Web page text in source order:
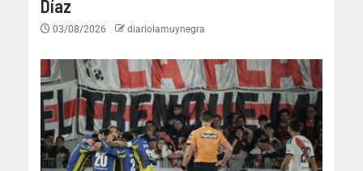
Díaz
03/08/2026 diariolamuynegra